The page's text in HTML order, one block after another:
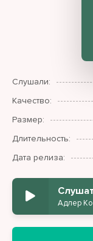
Слушали:
Качество:
Размер:
Длительность:
Дата релиза:
Адлер